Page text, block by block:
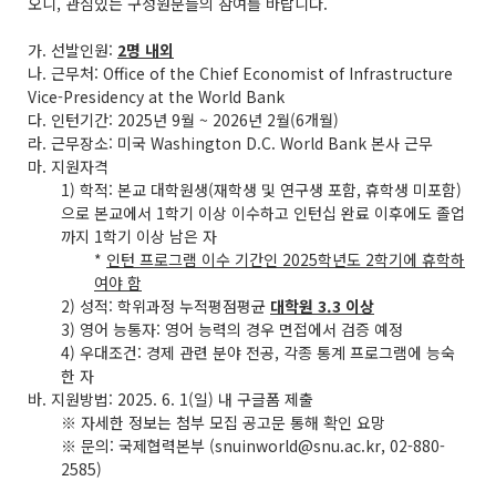
가. 선발인원: 2명 내외
나. 근무처: Office of the Chief Economist of Infrastructure
Vice-Presidency at the World Bank
다. 인턴기간: 2025년 9월 ~ 2026년 2월(6개월)
라. 근무장소: 미국 Washington D.C. World Bank 본사 근무
마. 지원자격
1) 학적: 본교 대학원생(재학생 및 연구생 포함, 휴학생 미포함)
으로 본교에서 1학기 이상 이수하고 인턴십 완료 이후에도 졸업
까지 1학기 이상 남은 자
* 인턴 프로그램 이수 기간인 2025학년도 2학기에 휴학하
여야 함
2) 성적: 학위과정 누적평점평균 대학원 3.3 이상
3) 영어 능통자: 영어 능력의 경우 면접에서 검증 예정
4) 우대조건: 경제 관련 분야 전공, 각종 통계 프로그램에 능숙
한 자
바. 지원방법: 2025. 6. 1(일) 내 구글폼 제출
※ 자세한 정보는 첨부 모집 공고문 통해 확인 요망
※ 문의: 국제협력본부 (snuinworld@snu.ac.kr, 02-880-
2585)